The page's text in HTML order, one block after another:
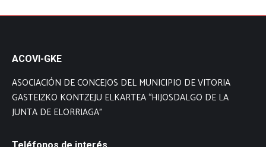
ACOVI-GKE
ASOCIACIÓN DE CONCEJOS DEL MUNICIPIO DE VITORIA
GASTEIZKO KONTZEJU ELKARTEA “HIJOSDALGO DE LA
JUNTA DE ELORRIAGA”